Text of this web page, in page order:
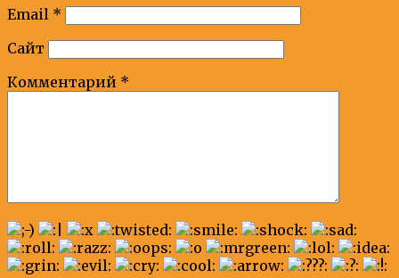
Email *
Сайт
Комментарий *